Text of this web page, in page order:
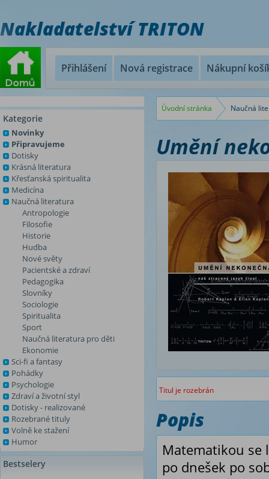
Nakladatelství TRITON
Přihlášení Nová registrace Nákupní
Kategorie
Novinky
Připravujeme
Dotisky
Krásná literatura
Křesťanská spiritualita
Medicína
Naučná literatura
Antropologie
Filosofie
Historie
Hudba
Nové světy
Pacientské a zdraví
Pedagogika
Slovníky
Sociologie
Spiritualita
Sport
Naučná literatura pro děti
Ekonomie
Sci-fi a fantasy
Pohádky
Psychologie
Zdraví a životní styl
Dotisky - realizované
Rozebrané tituly
Volně ke stažení
Humor
Bestselery
Úvodní stránka Naučná
Umění
Titul je rozebrán
Popis
Matematikou se
po dnešek po